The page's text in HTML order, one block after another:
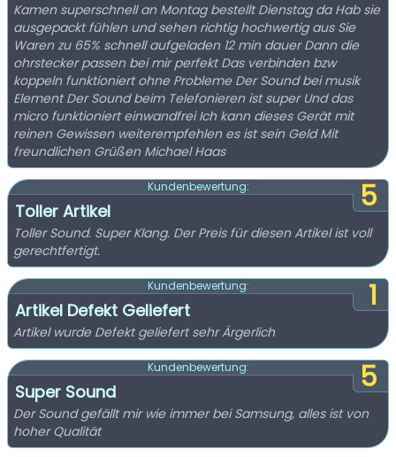
Kamen superschnell an Montag bestellt Dienstag da Hab sie
ausgepackt fühlen und sehen richtig hochwertig aus Sie
Waren zu 65% schnell aufgeladen 12 min dauer Dann die
ohrstecker passen bei mir perfekt Das verbinden bzw
koppeln funktioniert ohne Probleme Der Sound bei musik
Element Der Sound beim Telefonieren ist super Und das
micro funktioniert einwandfrei Ich kann dieses Gerät mit
reinen Gewissen weiterempfehlen es ist sein Geld Mit
freundlichen Grüßen Michael Haas
5
Kundenbewertung:
Toller Artikel
Toller Sound. Super Klang. Der Preis für diesen Artikel ist voll
gerechtfertigt.
1
Kundenbewertung:
Artikel Defekt Geliefert
Artikel wurde Defekt geliefert sehr Ärgerlich
5
Kundenbewertung:
Super Sound
Der Sound gefällt mir wie immer bei Samsung, alles ist von
hoher Qualität